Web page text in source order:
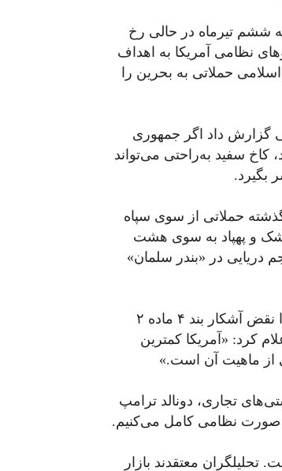
ششم تیرماه در حالی رخ
نظامی آمریکا به اهداف
حملاتی به بحرین را
گزارش داد اگر جمهوری
کاخ سفید به‌راحتی می‌تواند
بگیرد.
حملاتی از سوی سپاه
و پهپاد به سوی هشت
دریایی در «بندر سلمان»
وزارت خارجه جمهوری اسلامی در بیانیه‌ای حملات هوایی آمریکا را نقض آشکار بند ۴ ماده ۲
کرد: «آمریکا کمترین
از ماهیت آن است.»
تجاری، دونالد ترامپ
صورت نظامی کامل می‌کنیم.
معتقدند بازار